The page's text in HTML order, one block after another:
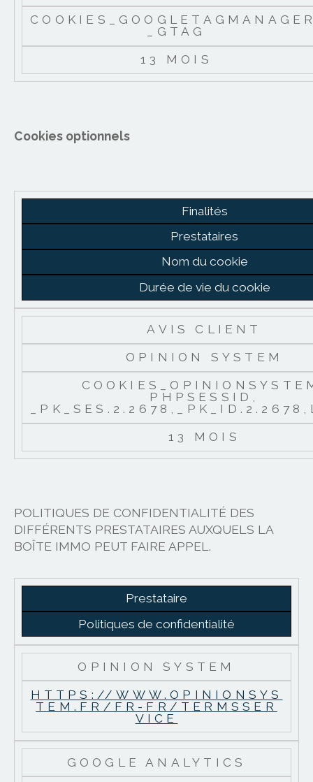
_GTAG
13 MOIS
Cookies optionnels
Finalités
Prestataires
Nom du cookie
Durée de vie du cookie
AVIS CLIENT
OPINION SYSTEM
PHPSESSID,
13 MOIS
POLITIQUES DE CONFIDENTIALITÉ DES
DIFFÉRENTS PRESTATAIRES AUXQUELS LA
BOÎTE IMMO PEUT FAIRE APPEL.
Prestataire
Politiques de confidentialité
OPINION SYSTEM
HTTPS://WWW.OPINIONSYS
TEM.FR/FR-FR/TERMSSER
VICE
GOOGLE ANALYTICS